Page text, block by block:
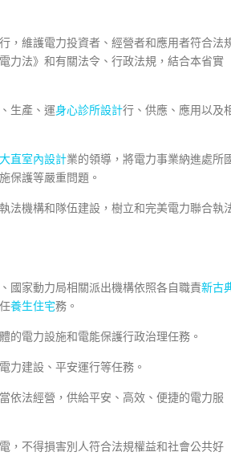
，維護電力投資者、經營者和應用者符合法
力法》和有關法令、行政法規，結合本省實
生產、運身心診所設計行、供應、應用以及
大直室內設計業的領導，將電力事業納進處所
保護等嚴重問題。
法機構和隊伍建設，樹立和完美電力聯合執
國家動力局相關派出機構依照各自職責新古
養生住宅務。
的電力設施和電能保護行政治理任務。
力建設、平安運行等任務。
依法經營，供給平安、高效、便捷的電力服
，不得損害別人符合法規權益和社會公共好